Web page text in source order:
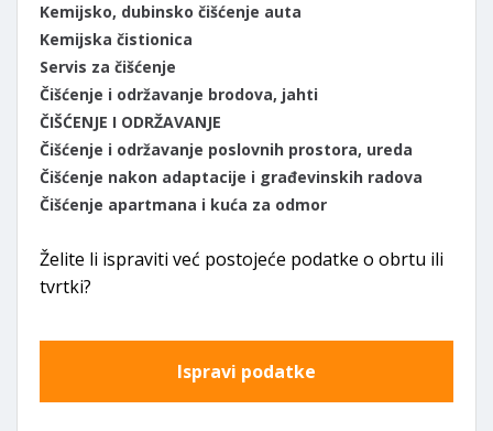
Kemijsko, dubinsko čišćenje auta
Kemijska čistionica
Servis za čišćenje
Čišćenje i održavanje brodova, jahti
ČIŠĆENJE I ODRŽAVANJE
Čišćenje i održavanje poslovnih prostora, ureda
Čišćenje nakon adaptacije i građevinskih radova
Čišćenje apartmana i kuća za odmor
Želite li ispraviti već postojeće podatke o obrtu ili
tvrtki?
Ispravi podatke